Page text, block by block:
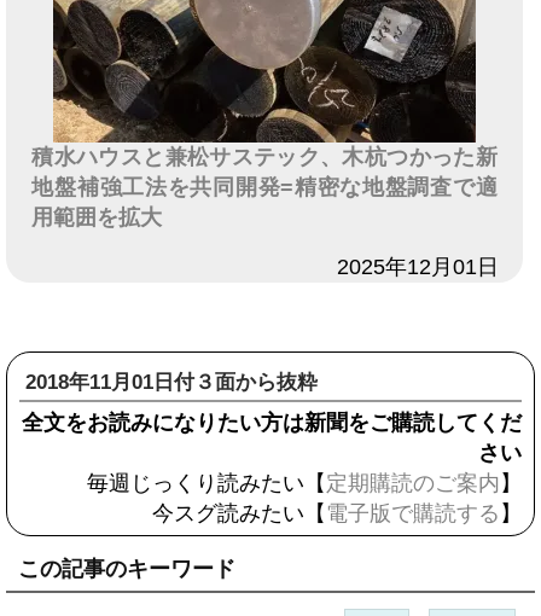
積水ハウスと兼松サステック、木杭つかった新
地盤補強工法を共同開発=精密な地盤調査で適
用範囲を拡大
2025年12月01日
2018年11月01日付３面から抜粋
全文をお読みになりたい方は新聞をご購読してくだ
さい
毎週じっくり読みたい【 定期購読のご案内 】
今スグ読みたい【 電子版で購読する 】
この記事のキーワード